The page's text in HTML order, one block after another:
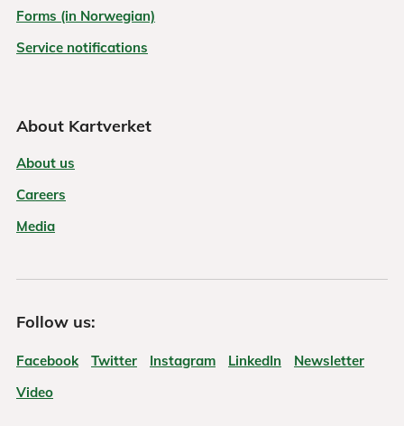
Forms (in Norwegian)
Service notifications
About Kartverket
About us
Careers
Media
Follow us:
Facebook Twitter Instagram LinkedIn
Newsletter
Video